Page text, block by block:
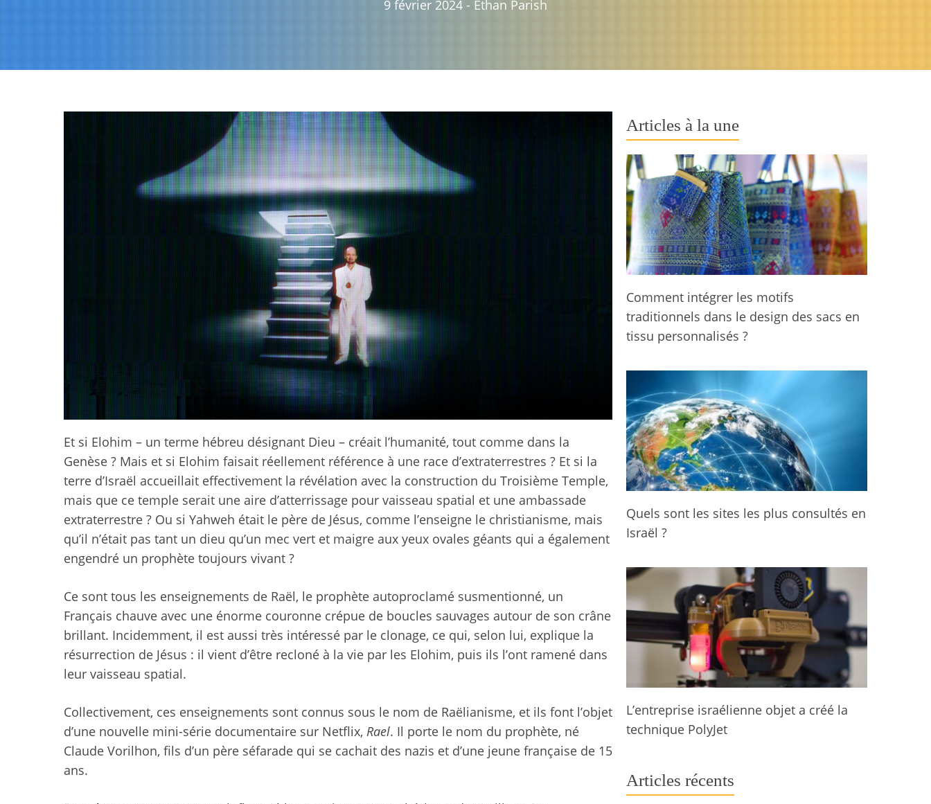
9 février 2024 - Ethan Parish
Et si Elohim – un terme hébreu désignant Dieu – créait l’humanité, tout comme dans la
Genèse ? Mais et si Elohim faisait réellement référence à une race d’extraterrestres ? Et si la
terre d’Israël accueillait effectivement la révélation avec la construction du Troisième Temple,
mais que ce temple serait une aire d’atterrissage pour vaisseau spatial et une ambassade
extraterrestre ? Ou si Yahweh était le père de Jésus, comme l’enseigne le christianisme, mais
qu’il n’était pas tant un dieu qu’un mec vert et maigre aux yeux ovales géants qui a également
engendré un prophète toujours vivant ?
Ce sont tous les enseignements de Raël, le prophète autoproclamé susmentionné, un
Français chauve avec une énorme couronne crépue de boucles sauvages autour de son crâne
brillant. Incidemment, il est aussi très intéressé par le clonage, ce qui, selon lui, explique la
résurrection de Jésus : il vient d’être recloné à la vie par les Elohim, puis ils l’ont ramené dans
leur vaisseau spatial.
Collectivement, ces enseignements sont connus sous le nom de Raëlianisme, et ils font l’objet
d’une nouvelle mini-série documentaire sur Netflix, Rael. Il porte le nom du prophète, né
Claude Vorilhon, fils d’un père séfarade qui se cachait des nazis et d’une jeune française de 15
ans.
Articles à la une
Comment intégrer les motifs
traditionnels dans le design des sacs en
tissu personnalisés ?
Quels sont les sites les plus consultés en
Israël ?
L’entreprise israélienne objet a créé la
technique PolyJet
Articles récents